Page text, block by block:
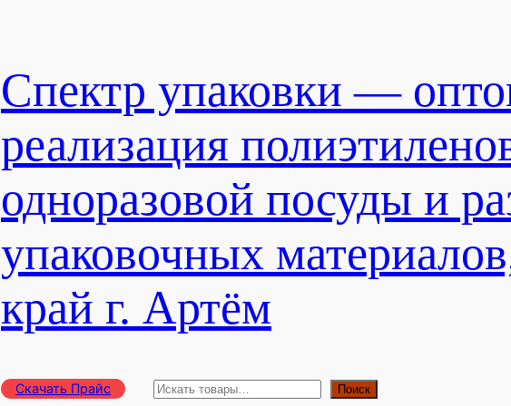
Спектр упаковки —
реализация
одноразовой посуды и
упаковочных
край г. Артём
Скачать Прайс
П
Поиск